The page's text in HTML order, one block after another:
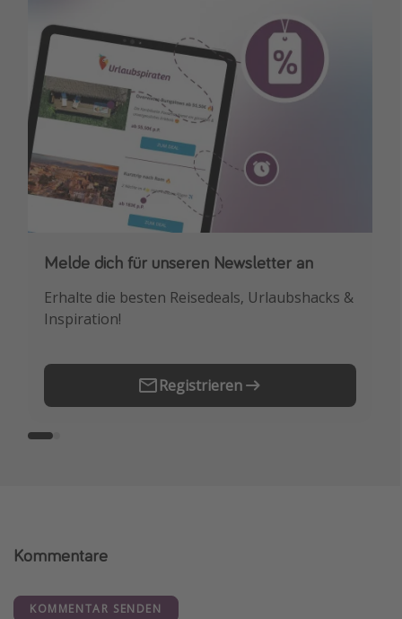
Melde dich für unseren Newsletter an
Erhalte die besten Reisedeals, Urlaubshacks &
Inspiration!
Registrieren
Downloade unsere App
Buche die besten Reiseschnäppchen als
Erstes.
Kommentare
KOMMENTAR SENDEN